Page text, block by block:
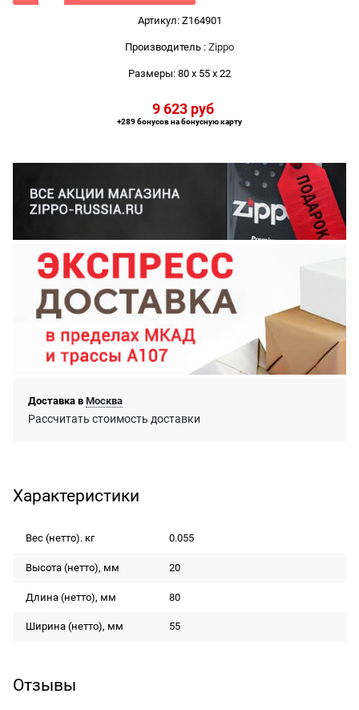
Артикул: Z164901
Производитель : Zippo
Размеры: 80 x 55 x 22
9 623 руб
+289 бонусов на бонусную карту
Доставка в Москва
Рассчитать стоимость доставки
Характеристики
Вес (нетто). кг 0.055
Высота (нетто), мм 20
Длина (нетто), мм 80
Ширина (нетто), мм 55
Отзывы